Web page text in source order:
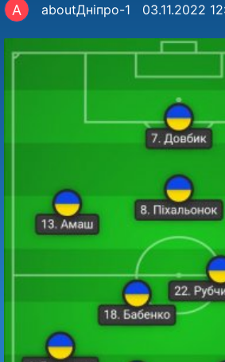
A aboutДніпро-1 03.11.2022